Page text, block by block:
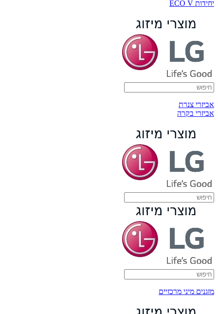
יחידות ECO V
אביזרי צנרת
אביזרי בקרה
מזגנים מיני מרכזיים